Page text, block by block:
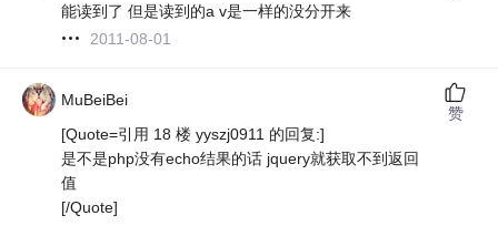
能读到了 但是读到的a v是一样的没分开来
2011-08-01
MuBeiBei
[Quote=引用 18 楼 yyszj0911 的回复:]
是不是php没有echo结果的话 jquery就获取不到返回
值
[/Quote]
赞